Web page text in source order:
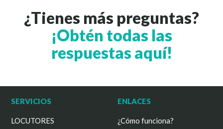
¿Tienes más preguntas?
¡Obtén todas las
respuestas aquí!
SERVICIOS
LOCUTORES
ENLACES
¿Cómo funciona?